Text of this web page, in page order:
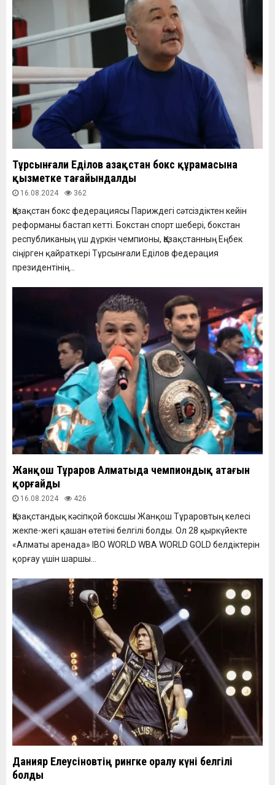
Тұрсынғали Еділов Қазақстан бокс құрамасына
қызметке тағайындалды
16.08.2024 362
Қазақстан бокс федерациясы Париждегі сәтсіздіктен кейін
реформаны бастап кетті. Бокстан спорт шебері, бокстан
республиканың үш дүркін чемпионы, Қазақстанның Еңбек
сіңірген қайраткері Тұрсынғали Еділов федерация
президентінің...
Жанқош Тұраров Алматыда чемпиондық атағын
қорғайды
16.08.2024 426
Қазақстандық кәсіпқой боксшы Жанқош Тұраровтың келесі
жекпе-жегі қашан өтетіні белгілі болды. Ол 28 қыркүйекте
«Алматы аренада» IBO WORLD WBA WORLD GOLD белдіктерін
қорғау үшін шаршы...
Данияр Елеусіновтің рингке оралу күні белгілі
болды